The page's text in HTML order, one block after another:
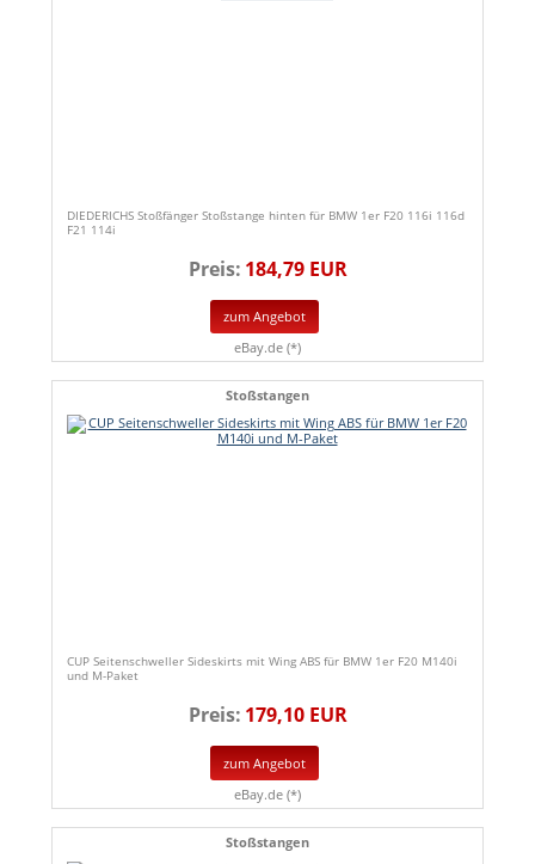
DIEDERICHS Stoßfänger Stoßstange hinten für BMW 1er F20 116i 116d
F21 114i
Preis: 184,79 EUR
zum Angebot
eBay.de (*)
Stoßstangen
CUP Seitenschweller Sideskirts mit Wing ABS für BMW 1er F20 M140i
und M-Paket
Preis: 179,10 EUR
zum Angebot
eBay.de (*)
Stoßstangen